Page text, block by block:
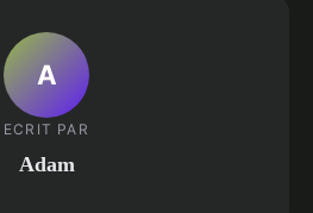
A
ECRIT PAR
Adam